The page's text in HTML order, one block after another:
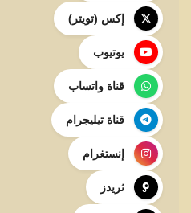
إكس (تويتر)
يوتيوب
قناة واتساب
قناة تيليجرام
إنستغرام
ثريدز